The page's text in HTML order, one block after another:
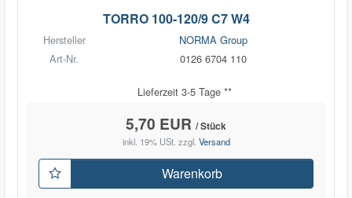
TORRO 100-120/9 C7 W4
Hersteller
NORMA Group
Art-Nr.
0126 6704 110
Lieferzeit 3-5 Tage **
5,70 EUR / Stück
inkl. 19% USt. zzgl. Versand
Warenkorb